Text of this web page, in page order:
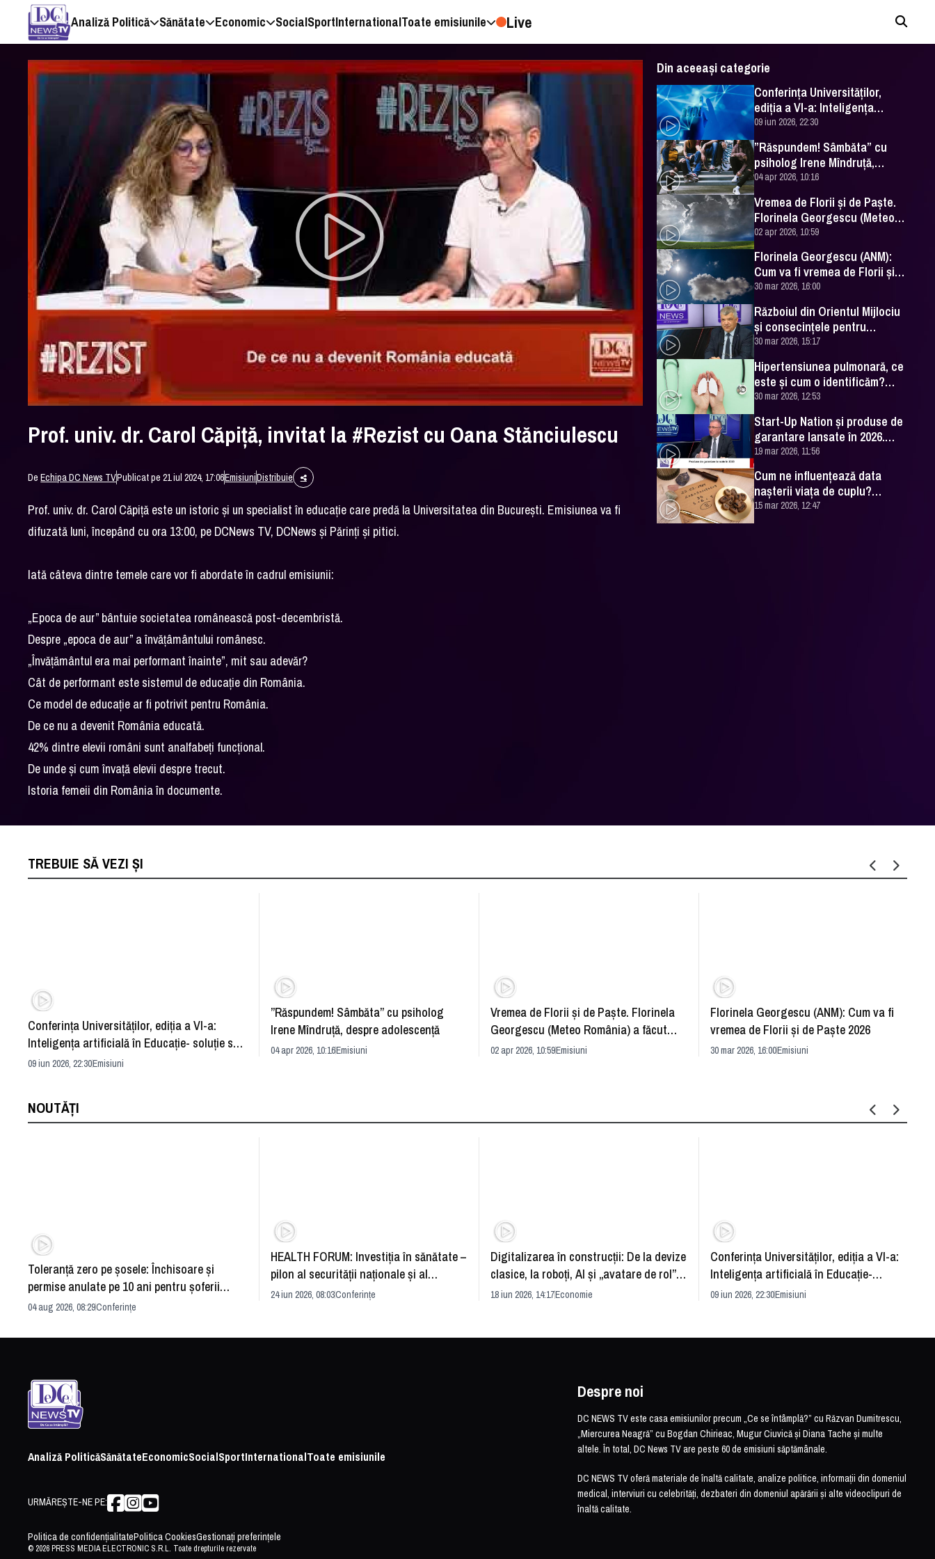
Analiză Politică Sănătate Economic SocialSportInternationalToate emisiunile Live
Prof. univ. dr. Carol Căpiță, invitat la #Rezist cu Oana Stănciulescu
DeEchipa DC News TVPublicat pe 21 iul 2024, 17:06EmisiuniDistribuie
Prof. univ. dr. Carol Căpiță este un istoric și un specialist în educație care predă la Universitatea din București. Emisiunea va fi
difuzată luni, începând cu ora 13:00, pe DCNews TV, DCNews și Părinți și pitici.
Iată câteva dintre temele care vor fi abordate în cadrul emisiunii:
„Epoca de aur” bântuie societatea românească post-decembristă.
Despre „epoca de aur” a învățâmântului românesc.
„Învățământul era mai performant înainte”, mit sau adevăr?
Cât de performant este sistemul de educație din România.
Ce model de educație ar fi potrivit pentru România.
De ce nu a devenit România educată.
42% dintre elevii români sunt analfabeți funcțional.
De unde și cum învață elevii despre trecut.
Istoria femeii din România în documente.
Din aceeași categorie
Conferința Universităților,
ediția a VI-a: Inteligența
artificială în Educație- soluție
sau problemă?
09 iun 2026, 22:30
”Răspundem! Sâmbăta” cu
psiholog Irene Mîndruță,
despre adolescență
04 apr 2026, 10:16
Vremea de Florii și de Paște.
Florinela Georgescu (Meteo
România) a făcut prognoza
02 apr 2026, 10:59
Florinela Georgescu (ANM):
Cum va fi vremea de Florii și
de Paște 2026
30 mar 2026, 16:00
Războiul din Orientul Mijlociu
și consecințele pentru
România. Excelența Sa Ovidiu
Dranga, interviu
30 mar 2026, 15:17
Hipertensiunea pulmonară, ce
este și cum o identificăm?
Explicațiile unui medic
specialist
30 mar 2026, 12:53
Start-Up Nation și produse de
garantare lansate în 2026.
Cătălin Leonte (FNGCIMM), la
DC News
19 mar 2026, 11:56
Cum ne influențează data
nașterii viața de cuplu?
Numerologul Romeo Popescu
are explicațiile
15 mar 2026, 12:47
TREBUIE SĂ VEZI ȘI
Conferința Universităților, ediția a VI-a:
Inteligența artificială în Educație- soluție sau
problemă?
09 iun 2026, 22:30Emisiuni
”Răspundem! Sâmbăta” cu psiholog
Irene Mîndruță, despre adolescență
04 apr 2026, 10:16Emisiuni
Vremea de Florii și de Paște. Florinela
Georgescu (Meteo România) a făcut
prognoza
02 apr 2026, 10:59Emisiuni
Florinela Georgescu (ANM): Cum va fi
vremea de Florii și de Paște 2026
30 mar 2026, 16:00Emisiuni
NOUTĂȚI
Toleranță zero pe șosele: Închisoare și
permise anulate pe 10 ani pentru șoferii
iresponsabili
04 aug 2026, 08:29Conferințe
HEALTH FORUM: Investiția în sănătate –
pilon al securității naționale și al
dezvoltării economice
24 iun 2026, 08:03Conferințe
Digitalizarea în construcții: De la devize
clasice, la roboți, AI și „avatare de rol”.
România și redefinirea industriei
18 iun 2026, 14:17Economie
Conferința Universităților, ediția a VI-a:
Inteligența artificială în Educație-
soluție sau problemă?
09 iun 2026, 22:30Emisiuni
Analiză PoliticăSănătateEconomicSocialSportInternationalToate emisiunile
URMĂREȘTE-NE PE:
Despre noi
DC NEWS TV este casa emisiunilor precum „Ce se întâmplă?” cu Răzvan Dumitrescu,
„Miercurea Neagră” cu Bogdan Chirieac, Mugur Ciuvică și Diana Tache și multe
altele. În total, DC News TV are peste 60 de emisiuni săptămânale.
DC NEWS TV oferă materiale de înaltă calitate, analize politice, informații din domeniul
medical, interviuri cu celebrități, dezbateri din domeniul apărării și alte videoclipuri de
înaltă calitate.
Politica de confidențialitatePolitica CookiesGestionați preferințele
© 2026 PRESS MEDIA ELECTRONIC S.R.L. Toate drepturile rezervate